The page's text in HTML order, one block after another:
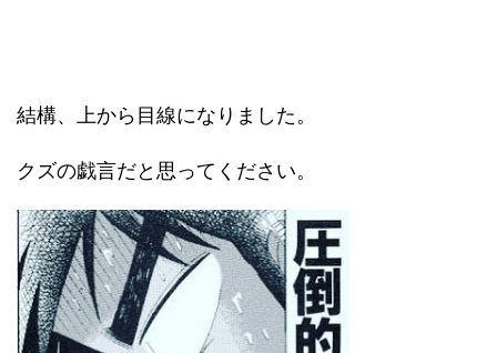
結構、上から目線になりました。
クズの戯言だと思ってください。